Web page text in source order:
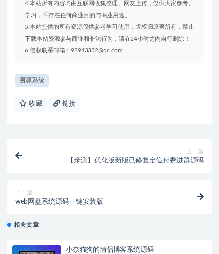
4.本站所有内容均由互联网收集整理、网友上传，仅供大家参考、
学习，不存在任何商业目的与商业用途。
5.本站提供的所有资源仅供参考学习使用，版权归原著所有，禁止
下载本站资源参与商业和非法行为，请在24小时之内自行删除！
6.侵权联系邮箱：93943332@qq.com
溯源系统
收藏 链接
上一篇
【亲测】优化版新版已修复定位付费进群源码
下一篇
web网盘系统源码一键安装版
相关文章
小奈猫狗的情侣博客系统源码